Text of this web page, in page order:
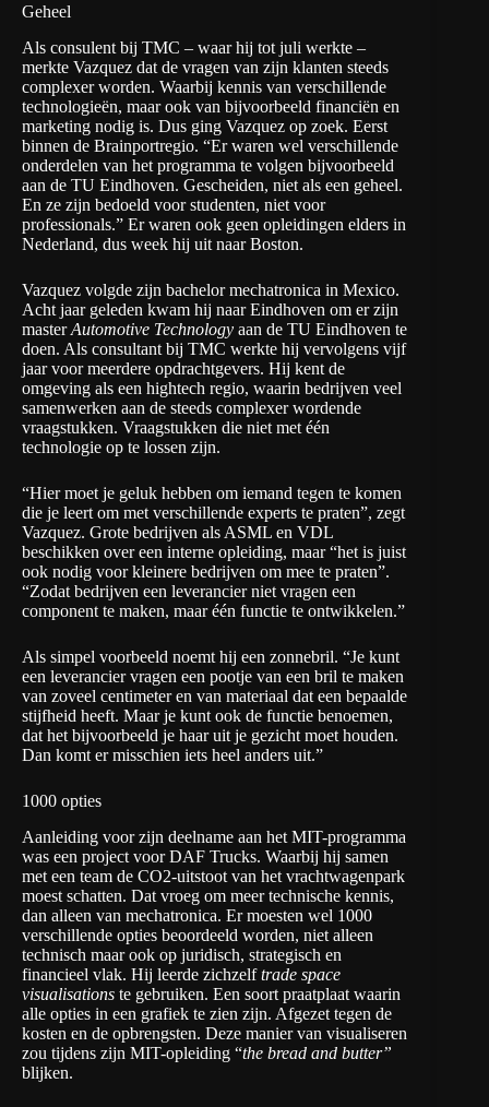
Geheel
Als consulent bij TMC – waar hij tot juli werkte –
merkte Vazquez dat de vragen van zijn klanten steeds
complexer worden. Waarbij kennis van verschillende
technologieën, maar ook van bijvoorbeeld financiën en
marketing nodig is. Dus ging Vazquez op zoek. Eerst
binnen de Brainportregio. “Er waren wel verschillende
onderdelen van het programma te volgen bijvoorbeeld
aan de TU Eindhoven. Gescheiden, niet als een geheel.
En ze zijn bedoeld voor studenten, niet voor
professionals.” Er waren ook geen opleidingen elders in
Nederland, dus week hij uit naar Boston.
Vazquez volgde zijn bachelor mechatronica in Mexico.
Acht jaar geleden kwam hij naar Eindhoven om er zijn
masterAutomotive Technology aan de TU Eindhoven te
doen. Als consultant bij TMC werkte hij vervolgens vijf
jaar voor meerdere opdrachtgevers. Hij kent de
omgeving als een hightech regio, waarin bedrijven veel
samenwerken aan de steeds complexer wordende
vraagstukken. Vraagstukken die niet met één
technologie op te lossen zijn.
“Hier moet je geluk hebben om iemand tegen te komen
die je leert om met verschillende experts te praten”, zegt
Vazquez. Grote bedrijven als ASML en VDL
beschikken over een interne opleiding, maar “het is juist
ook nodig voor kleinere bedrijven om mee te praten”.
“Zodat bedrijven een leverancier niet vragen een
component te maken, maar één functie te ontwikkelen.”
Als simpel voorbeeld noemt hij een zonnebril. “Je kunt
een leverancier vragen een pootje van een bril te maken
van zoveel centimeter en van materiaal dat een bepaalde
stijfheid heeft. Maar je kunt ook de functie benoemen,
dat het bijvoorbeeld je haar uit je gezicht moet houden.
Dan komt er misschien iets heel anders uit.”
1000 opties
Aanleiding voor zijn deelname aan het MIT-programma
was een project voor DAF Trucks. Waarbij hij samen
met een team de CO2-uitstoot van het vrachtwagenpark
moest schatten. Dat vroeg om meer technische kennis,
dan alleen van mechatronica. Er moesten wel 1000
verschillende opties beoordeeld worden, niet alleen
technisch maar ook op juridisch, strategisch en
financieel vlak. Hij leerde zichzelftrade space
visualisations te gebruiken. Een soort praatplaat waarin
alle opties in een grafiek te zien zijn. Afgezet tegen de
kosten en de opbrengsten. Deze manier van visualiseren
zou tijdens zijn MIT-opleiding “the bread and butter”
blijken.